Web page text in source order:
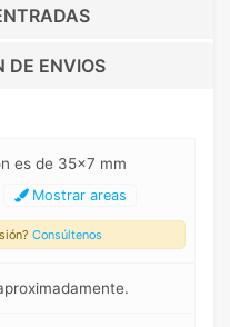
DE ENVIOS
es de 35x7 mm
Mostrar areas
Consúltenos